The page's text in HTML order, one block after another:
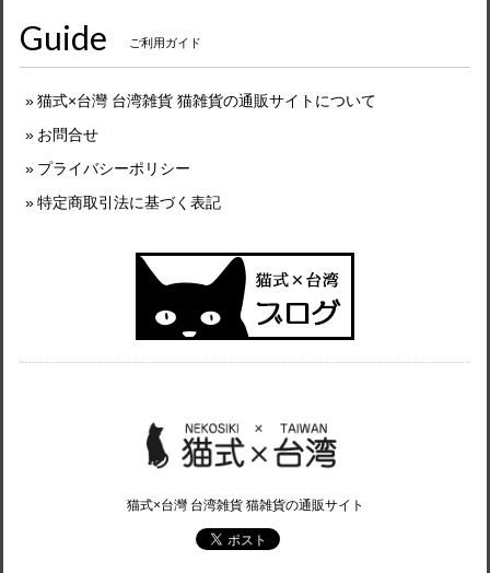
Guide ご利用ガイド
猫式×台灣 台湾雑貨 猫雑貨の通販サイトについて
お問合せ
プライバシーポリシー
特定商取引法に基づく表記
猫式×台灣 台湾雑貨 猫雑貨の通販サイト